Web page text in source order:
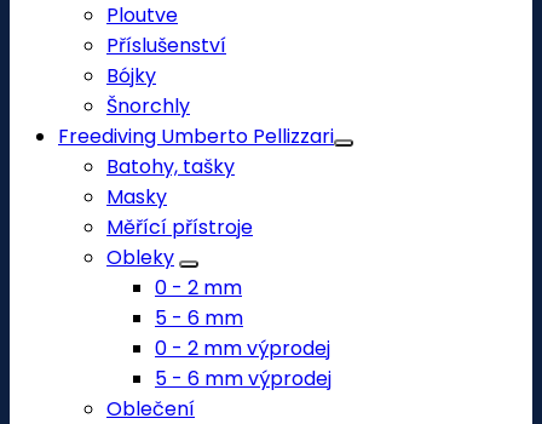
Ploutve
Příslušenství
Bójky
Šnorchly
Freediving Umberto Pellizzari
Batohy, tašky
Masky
Měřící přístroje
Obleky
0 - 2 mm
5 - 6 mm
0 - 2 mm výprodej
5 - 6 mm výprodej
Oblečení